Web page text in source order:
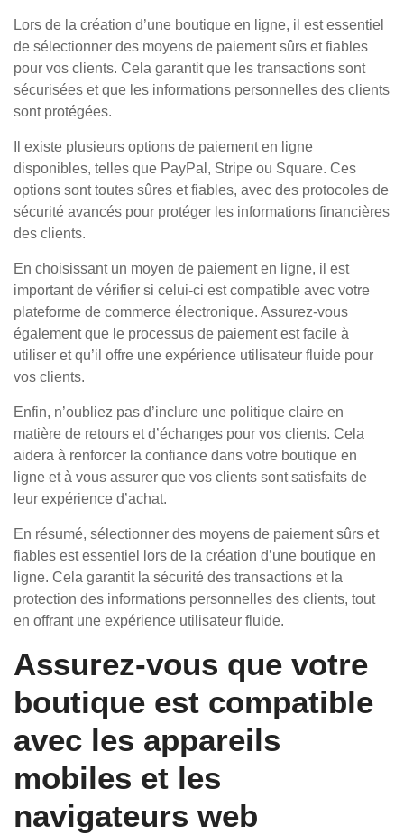
Lors de la création d’une boutique en ligne, il est essentiel
de sélectionner des moyens de paiement sûrs et fiables
pour vos clients. Cela garantit que les transactions sont
sécurisées et que les informations personnelles des clients
sont protégées.
Il existe plusieurs options de paiement en ligne
disponibles, telles que PayPal, Stripe ou Square. Ces
options sont toutes sûres et fiables, avec des protocoles de
sécurité avancés pour protéger les informations financières
des clients.
En choisissant un moyen de paiement en ligne, il est
important de vérifier si celui-ci est compatible avec votre
plateforme de commerce électronique. Assurez-vous
également que le processus de paiement est facile à
utiliser et qu’il offre une expérience utilisateur fluide pour
vos clients.
Enfin, n’oubliez pas d’inclure une politique claire en
matière de retours et d’échanges pour vos clients. Cela
aidera à renforcer la confiance dans votre boutique en
ligne et à vous assurer que vos clients sont satisfaits de
leur expérience d’achat.
En résumé, sélectionner des moyens de paiement sûrs et
fiables est essentiel lors de la création d’une boutique en
ligne. Cela garantit la sécurité des transactions et la
protection des informations personnelles des clients, tout
en offrant une expérience utilisateur fluide.
Assurez-vous que votre
boutique est compatible
avec les appareils
mobiles et les
navigateurs web